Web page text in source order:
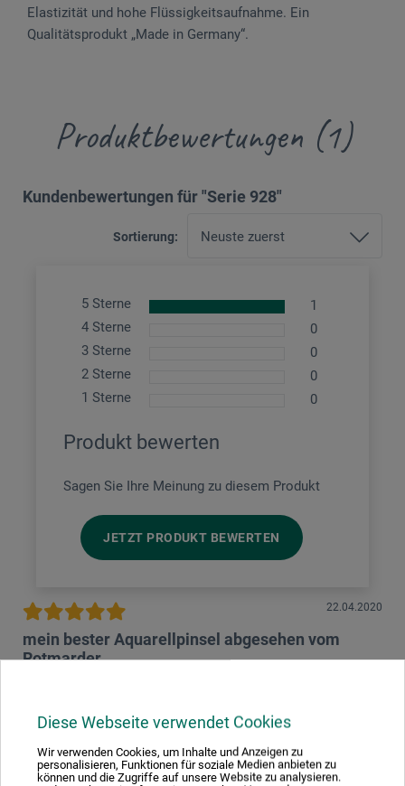
Diese Webseite verwendet Cookies
Wir verwenden Cookies, um Inhalte und Anzeigen zu
personalisieren, Funktionen für soziale Medien anbieten zu
können und die Zugriffe auf unsere Website zu analysieren.
Elastizität und hohe Flüssigkeitsaufnahme. Ein
Qualitätsprodukt „Made in Germany“.
Produktbewertungen (1)
Kundenbewertungen für "Serie 928"
Sortierung:
5 Sterne
1
4 Sterne
0
3 Sterne
0
2 Sterne
0
1 Sterne
0
Produkt bewerten
Sagen Sie Ihre Meinung zu diesem Produkt
JETZT PRODUKT BEWERTEN
22.04.2020
mein bester Aquarellpinsel abgesehen vom
Rotmarder
verifizierter Kauf
Die stabile präzise Spitze mit Spannkraft durch die
Synthetik und das Speichervermögen der kürzeren Feh-